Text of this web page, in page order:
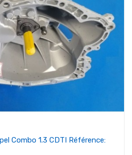
Combo 1.3 CDTI Référence: